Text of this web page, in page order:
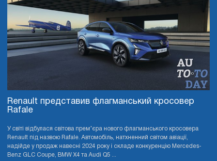
Renault представив флагманський кросовер
Rafale
У світі відбулася світова прем’єра нового флагманського кросовера
Renault під назвою Rafale. Автомобіль, натхненний світом авіації,
надійде у продаж навесні 2024 року і складе конкуренцію Mercedes-
Benz GLC Coupe, BMW X4 та Audi Q5 ...